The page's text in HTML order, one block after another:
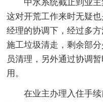
中水系统截止到业主
这对开荒工作来时无疑
经理的协调下，经过多
施工垃圾清走，剩余部
员清理，另外通过协调
用。
在业主办理入住手续